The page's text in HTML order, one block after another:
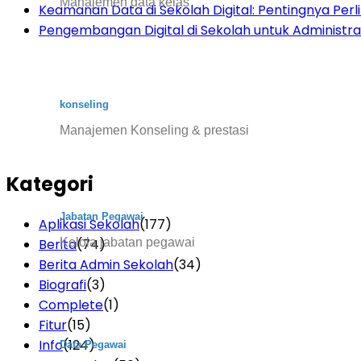
konseling
Manajemen Konseling & prestasi
Jabatan Pegawai
Kelola jabatan pegawai
Data Pegawai
Keamanan Data di Sekolah Digital: Pentingnya
Pengembangan Digital di Sekolah untuk
Kategori
Aplikasi Sekolah(177)
Berita(74)
Berita Admin Sekolah(34)
Biografi(3)
Complete(1)
Fitur(15)
Info(124)